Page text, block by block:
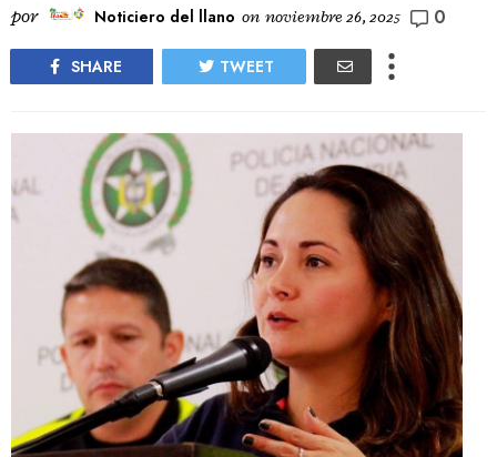
por Noticiero del llano on noviembre 26, 2025 0
SHARE TWEET